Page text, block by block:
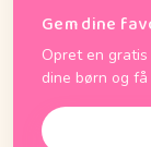
Gem dine
Opret en
dine børn og